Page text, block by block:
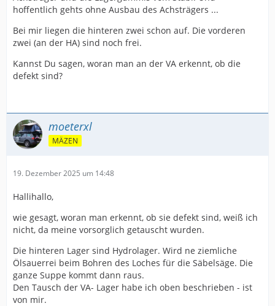
hoffentlich gehts ohne Ausbau des Achsträgers ...
Bei mir liegen die hinteren zwei schon auf. Die vorderen
zwei (an der HA) sind noch frei.
Kannst Du sagen, woran man an der VA erkennt, ob die
defekt sind?
moeterxl
MÄZEN
19. Dezember 2025 um 14:48
Hallihallo,
wie gesagt, woran man erkennt, ob sie defekt sind, weiß ich
nicht, da meine vorsorglich getauscht wurden.
Die hinteren Lager sind Hydrolager. Wird ne ziemliche
Ölsauerrei beim Bohren des Loches für die Säbelsäge. Die
ganze Suppe kommt dann raus.
Den Tausch der VA- Lager habe ich oben beschrieben - ist
von mir.